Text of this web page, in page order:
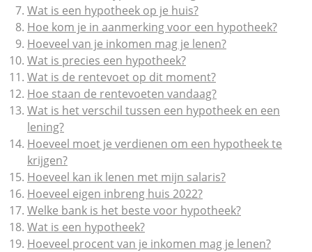
Wat is een hypotheek op je huis?
Hoe kom je in aanmerking voor een hypotheek?
Hoeveel van je inkomen mag je lenen?
Wat is precies een hypotheek?
Wat is de rentevoet op dit moment?
Hoe staan de rentevoeten vandaag?
Wat is het verschil tussen een hypotheek en een
lening?
Hoeveel moet je verdienen om een hypotheek te
krijgen?
Hoeveel kan ik lenen met mijn salaris?
Hoeveel eigen inbreng huis 2022?
Welke bank is het beste voor hypotheek?
Wat is een hypotheek?
Hoeveel procent van je inkomen mag je lenen?